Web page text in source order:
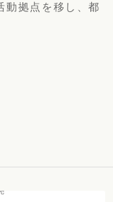
動拠点を移し、都